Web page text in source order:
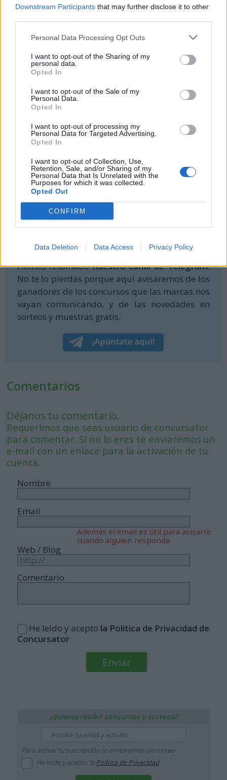
Downstream Participants that may further disclose it to other
Personal Data Processing Opt Outs
I want to opt-out of the Sharing of my
personal data.
Opted In
I want to opt-out of the Sale of my
Personal Data.
Opted In
I want to opt-out of processing my
Personal Data for Targeted Advertising.
Opted In
I want to opt-out of Collection, Use,
Retention, Sale, and/or Sharing of my
Personal Data that Is Unrelated with the
Purposes for which it was collected.
Opted Out
CONFIRM
Data Deletion Data Access Privacy Policy
Pulsa el botón "terminar" para finalizar la
Comparte en redes sociales tus opiniones sobre
Sobre la muestra gratis
Los participantes podrán inscribirse una sola
vez en esta promoción.
Se seleccionarán a los 1.000 primeros
participantes que hayan llenado el formulario
correctamente (hasta agotar existencias).
La muestra gratis no podrá ser canjeada por
otro producto o por dinero.
¡Prueba la crema sorbete Upgrade AR Sensilis y
opina!
Hemos retomadonuestro canal de Telegram.
No te lo pierdas porque aquí avisaremos de los
ganadores de los concursos que las marcas nos
vayan comunicando, y de las novedades en
sorteos y muestras gratis.
Comentarios
Déjanos tu comentario.
Requerimos que seas usuario de concursator
para comentar. Si no lo eres te enviaremos un
e-mail con un enlace para la activación de tu
cuenta.
Nombre
Email
Además el email es útil para avisarte
cuando alguien responda
Web / Blog
Comentario
He leído y acepto la Política de Privacidad de
Concursator
¿quieres recibir concursos y sorteos?
Para activar tu suscripción te enviaremos un correo
He leído y acepto la Política de Privacidad